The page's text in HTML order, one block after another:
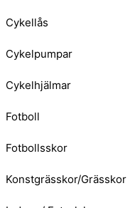
Cykellås
Cykelpumpar
Cykelhjälmar
Fotboll
Fotbollsskor
Konstgrässkor/Grässkor